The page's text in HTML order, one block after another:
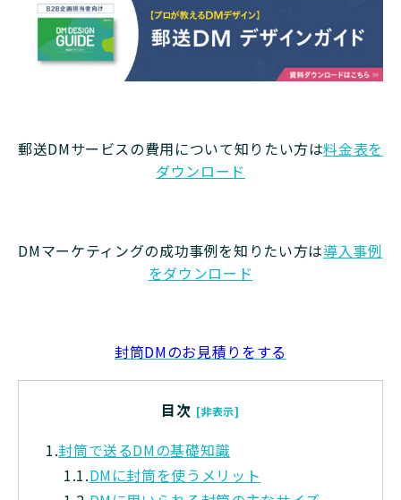
郵送DMサービスの費用について知りたい方は料金表を
ダウンロード
DMマーケティングの成功事例を知りたい方は導入事例
をダウンロード
封筒DMのお見積りをする
目次 [非表示]
1.封筒で送るDMの基礎知識
1.1.DMに封筒を使うメリット